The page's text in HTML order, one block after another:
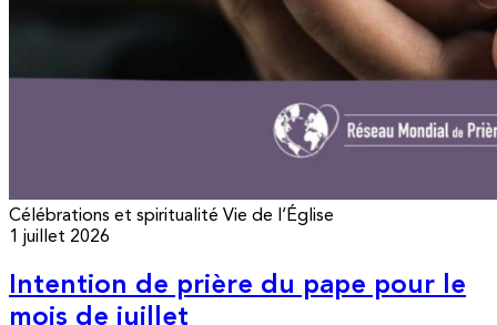
Célébrations et spiritualité Vie de l’Église
1 juillet 2026
Intention de prière du pape pour le
mois de juillet